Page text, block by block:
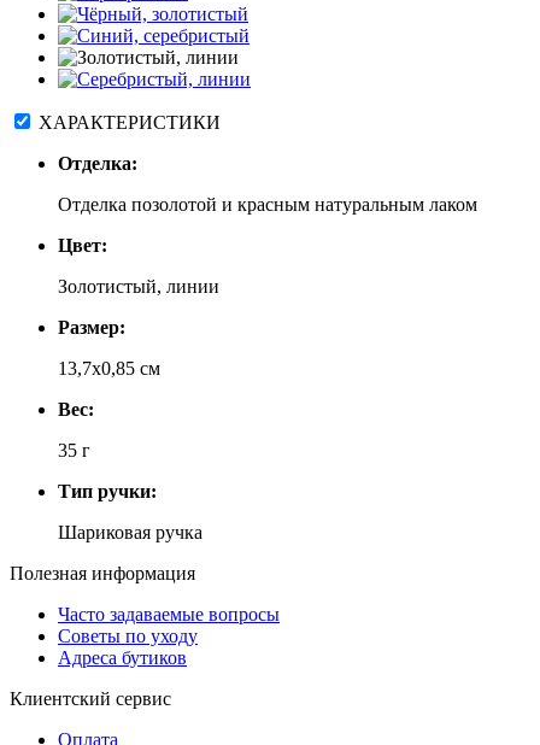
ХАРАКТЕРИСТИКИ
Отделка:
Отделка позолотой и красным натуральным лаком
Цвет:
Золотистый, линии
Размер:
13,7х0,85 см
Вес:
35 г
Тип ручки:
Шариковая ручка
Полезная информация
Часто задаваемые вопросы
Советы по уходу
Адреса бутиков
Клиентский сервис
Оплата